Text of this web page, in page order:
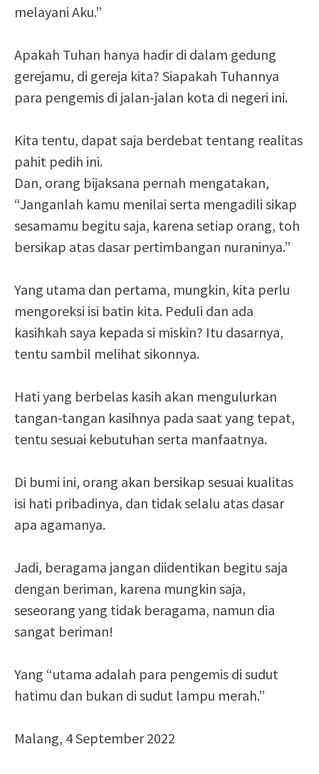
melayani Aku.”
Apakah Tuhan hanya hadir di dalam gedung
gerejamu, di gereja kita? Siapakah Tuhannya
para pengemis di jalan-jalan kota di negeri ini.
Kita tentu, dapat saja berdebat tentang realitas
pahit pedih ini.
Dan, orang bijaksana pernah mengatakan,
“Janganlah kamu menilai serta mengadili sikap
sesamamu begitu saja, karena setiap orang, toh
bersikap atas dasar pertimbangan nuraninya.”
Yang utama dan pertama, mungkin, kita perlu
mengoreksi isi batin kita. Peduli dan ada
kasihkah saya kepada si miskin? Itu dasarnya,
tentu sambil melihat sikonnya.
Hati yang berbelas kasih akan mengulurkan
tangan-tangan kasihnya pada saat yang tepat,
tentu sesuai kebutuhan serta manfaatnya.
Di bumi ini, orang akan bersikap sesuai kualitas
isi hati pribadinya, dan tidak selalu atas dasar
apa agamanya.
Jadi, beragama jangan diidentikan begitu saja
dengan beriman, karena mungkin saja,
seseorang yang tidak beragama, namun dia
sangat beriman!
Yang “utama adalah para pengemis di sudut
hatimu dan bukan di sudut lampu merah.”
Malang, 4 September 2022